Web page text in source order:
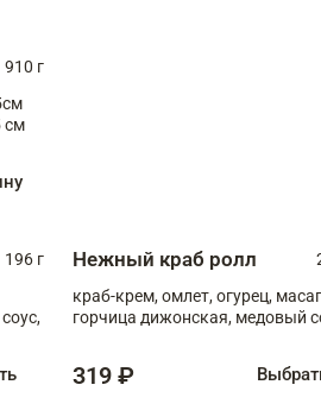
910 г
196 г
Нежный краб ролл
краб-крем, омлет, огурец,
горчица дижонская, медовый
319 ₽